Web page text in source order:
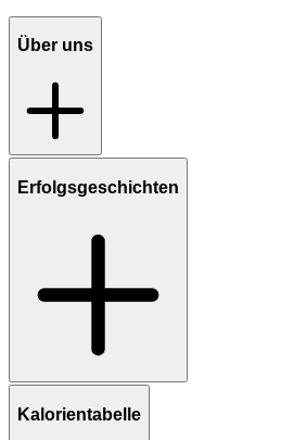
Über uns
Erfolgsgeschichten
Kalorientabelle